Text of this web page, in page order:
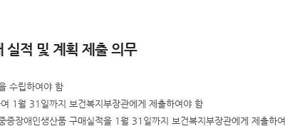
실적 및 계획 제출 의무
수립하여야 함
1월 31일까지 보건복지부장관에게 제출하여야 함
장애인생산품 구매실적을 1월 31일까지 보건복지부장관에게 제출하여